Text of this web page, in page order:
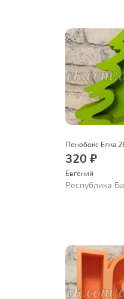
Пенобокс Елка
320 ₽
Евгений
Республика